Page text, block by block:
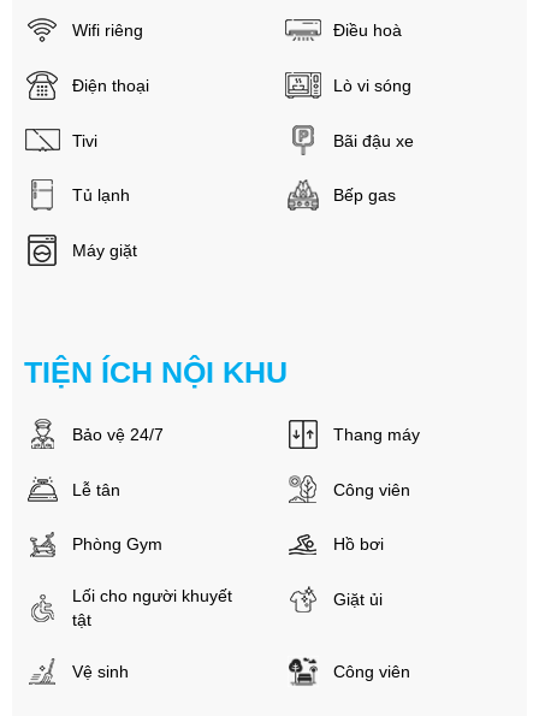
Wifi riêng Điều hoà
Điện thoại Lò vi sóng
Tivi Bãi đậu xe
Tủ lạnh Bếp gas
Máy giặt
TIỆN ÍCH NỘI KHU
Bảo vệ 24/7 Thang máy
Lễ tân Công viên
Phòng Gym Hồ bơi
Lối cho người khuyết
tật
Giặt ủi
Vệ sinh Công viên